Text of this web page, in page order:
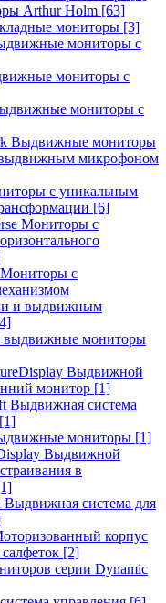
Arthur Holm [63]
мониторы [3]
мониторы с
мониторы с
мониторы с
Выдвижные мониторы
микрофоном
с уникальным
[6]
Мониторы с
с
и выдвижным
выдвижные мониторы
Выдвижной
монитор [1]
Выдвижная система
[1]
мониторы [1]
Выдвижной
в
система для
корпус
[2]
серии Dynamic